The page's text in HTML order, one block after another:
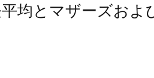
均とマザーズおよ